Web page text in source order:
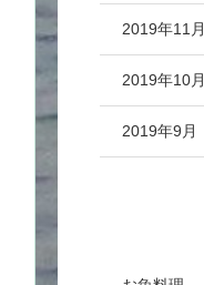
2019年11月
2019年10月
2019年9月